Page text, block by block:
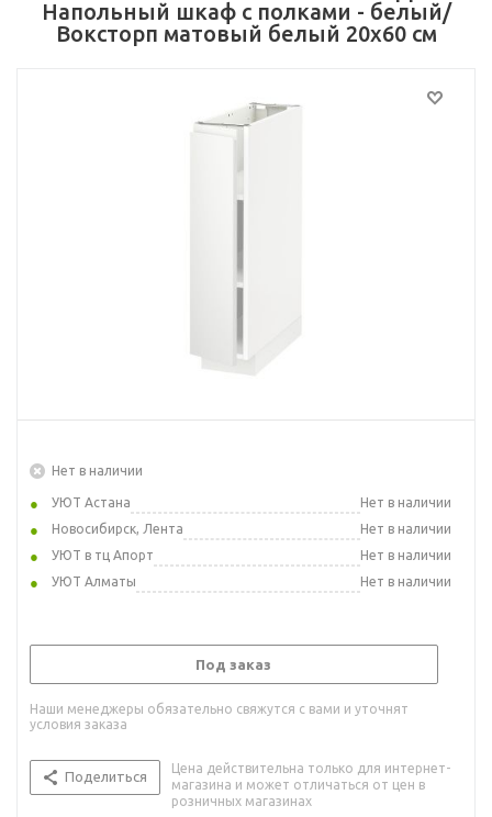
Напольный шкаф с полками - белый/
Воксторп матовый белый 20x60 см
Нет в наличии
УЮТ Астана
Нет в наличии
Новосибирск, Лента
Нет в наличии
УЮТ в тц Апорт
Нет в наличии
УЮТ Алматы
Нет в наличии
Под заказ
Наши менеджеры обязательно свяжутся с вами и уточнят
условия заказа
Поделиться
Цена действительна только для интернет-
магазина и может отличаться от цен в
розничных магазинах